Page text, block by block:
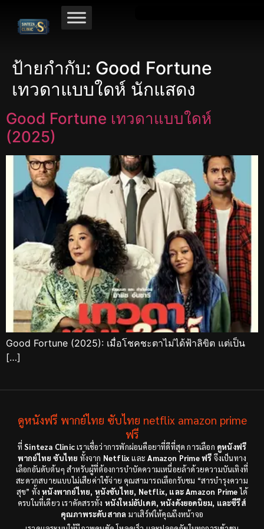
ป้ายกำกับ: Good Fortune
เทวดาแบบใดห์ นักแสดง
Good Fortune เทวดาแบบใดห์
(2025)
Good Fortune (2025): เมื่อโชคชะตาไม่ได้ฟ้าลิขิต แต่เป็น
[…]
ดูหนังฟรี พากย์ไทย ซับไทย netflix amazon prime
ฟรี
ที่Sinteza Clinicเราเชื่อว่าการพักผ่อนคือยาที่ดีที่สุด การเลือก ดูหนังฟรี
พากย์ไทย ซับไทย ทั้งจาก NetflixและAmazon Prime ฟรี จึงเป็นทาง
เลือกอันดับต้นๆ สำหรับผู้ที่ต้องการบำบัดความเหนื่อยล้าด้วยความบันเทิงที่
สะดวกสบายแบบไม่เสียค่าใช้จ่าย คุณสามารถเลือกรับชม “สารบำรุงความ
สุข” ทั้งหนังพากย์ไทย, หนังซับไทย, Netflix, และ Amazon Primeได้
ครบในที่เดียว เราคัดสรรทั้ง หนังใหม่อัปเดต, หนังดังยอดนิยม, และซีรีส์
คุณภาพระดับสากล มาเสิร์ฟให้คุณถึงหน้าจอ